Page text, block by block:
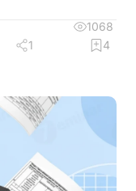
«Купина»
нові
1068
1 4